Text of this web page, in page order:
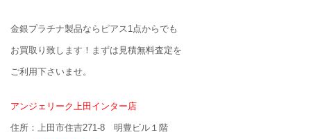
金銀プラチナ製品ならピアス1点からでも
お買取り致します！まずは見積無料査定を
ご利用下さいませ。
アンジェリーク上田インター店
住所：上田市住吉271-8 明豊ビル１階